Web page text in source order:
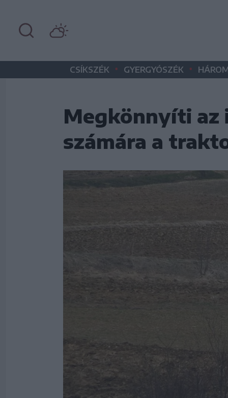
CSÍKSZÉK • GYERGYÓSZÉK •
Megkönnyíti az
számára a